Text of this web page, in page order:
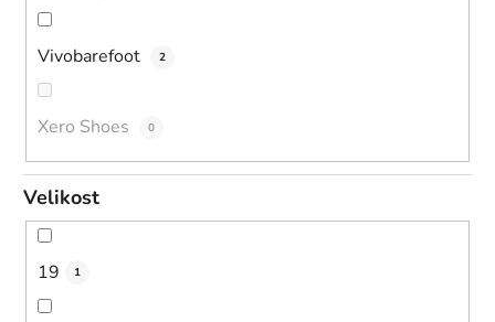
Vivobarefoot 2
Xero Shoes 0
Velikost
19 1